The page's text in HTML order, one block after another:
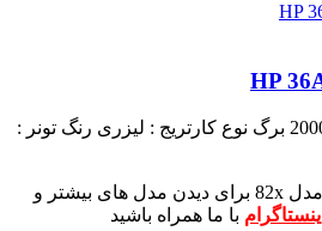
نوع کارتریج : لیزری رنگ تونر :
برای دیدن مدل های بیشتر و
اینستاگرام با ما همراه باشید